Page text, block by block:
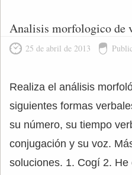
Analisis morfologico de
25 de abril de 2013
Realiza el análisis
siguientes formas
su número, su tiempo
conjugación y su voz.
soluciones. 1. Cogí 2.